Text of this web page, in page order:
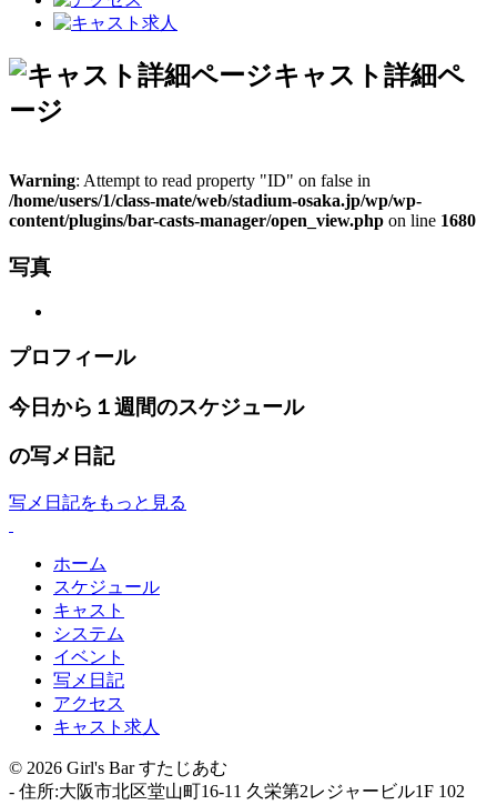
キャスト詳細ペ
ージ
Warning: Attempt to read property "ID" on false in
/home/users/1/class-mate/web/stadium-osaka.jp/wp/wp-
content/plugins/bar-casts-manager/open_view.php on line 1680
写真
プロフィール
今日から１週間のスケジュール
の写メ日記
写メ日記をもっと見る
ホーム
スケジュール
キャスト
システム
イベント
写メ日記
アクセス
キャスト求人
© 2026 Girl's Bar すたじあむ
- 住所:大阪市北区堂山町16-11 久栄第2レジャービル1F 102